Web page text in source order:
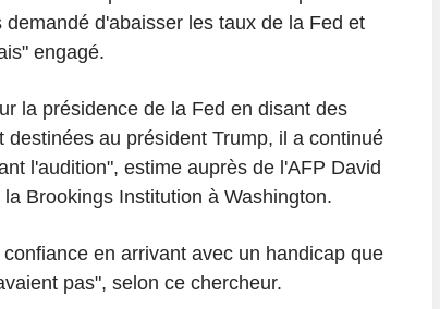
d'abaisser les taux de la Fed et
engagé.
la présidence de la Fed en disant des
destinées au président Trump, il a continué
l'audition", estime auprès de l'AFP David
Brookings Institution à Washington.
en arrivant avec un handicap que
pas", selon ce chercheur.